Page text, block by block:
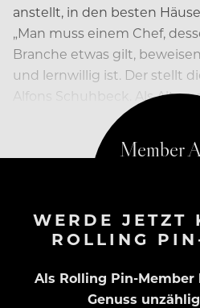
anstellt, in den besten
„Man muss einem Chef,
Branche etwas gilt,
und lernwillig ist. Der stellt
Alfons Schuhbeck. Als
WERDE JETZT
ROLLING
Als Rolling Pin-
Genuss